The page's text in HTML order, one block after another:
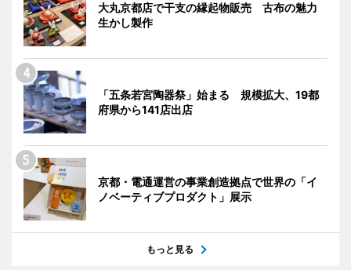
大丸京都店で干支の縁起物販売 古布の魅力
生かし製作
「五条若宮陶器祭」始まる 規模拡大、19都
府県から141店出店
京都・電通運営の事業創造拠点で世界の「イ
ノベーティブプロダクト」展示
もっと見る